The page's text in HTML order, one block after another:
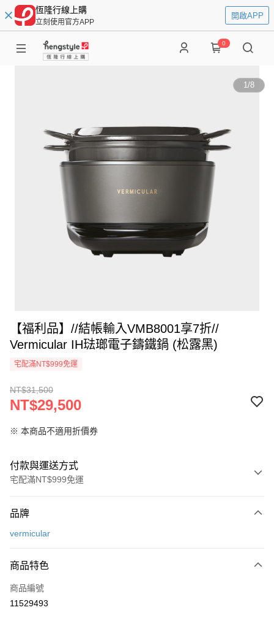
恆隆行線上購
立刻使用官方APP
開啟APP
0
1/8
【福利品】//結帳輸入VMB8001享7折//
Vermicular IH琺瑯電子鑄鐵鍋 (松露黑)
宅配滿NT$999免運
NT$31,500
NT$29,500
※ 本商品不適用折價券
付款與運送方式
宅配滿NT$999免運
信用卡一次付款
3 期 0 利率 每期
合作金庫商業銀行
上海商業儲蓄銀行
合作金庫商業銀行
即享券
品牌
vermicular
商品特色
商品編號
11529493